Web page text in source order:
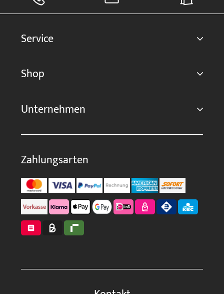
Service
Shop
Unternehmen
Zahlungsarten